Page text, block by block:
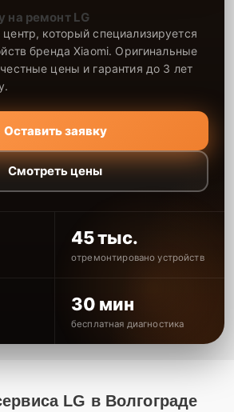
на ремонт LG
который специализируется
бренда Xiaomi. Оригинальные
цены и гарантия до 3 лет
Оставить заявку
Смотреть цены
45 тыс.
отремонтировано устройств
30 мин
бесплатная диагностика
LG в Волгограде